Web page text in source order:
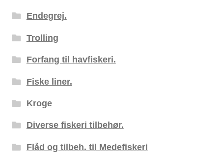
Endegrej.
Trolling
Forfang til havfiskeri.
Fiske liner.
Kroge
Diverse fiskeri tilbehør.
Flåd og tilbeh. til Medefiskeri